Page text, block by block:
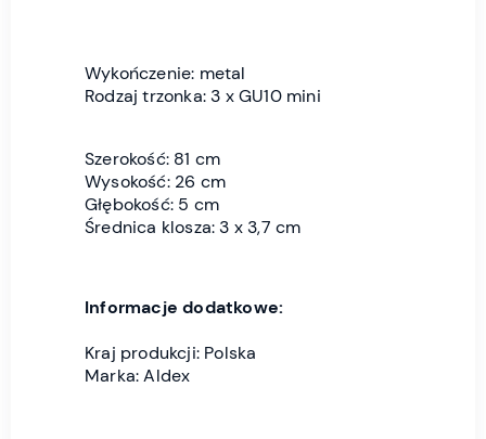
Wykończenie: metal
Rodzaj trzonka: 3 x GU10 mini
Szerokość: 81 cm
Wysokość: 26 cm
Głębokość: 5 cm
Średnica klosza: 3 x 3,7 cm
Informacje dodatkowe:
Kraj produkcji: Polska
Marka: Aldex